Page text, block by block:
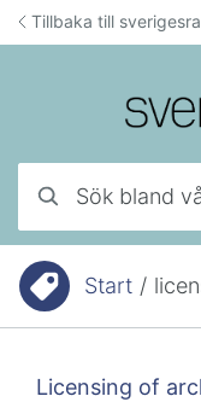
Hoppa till innehåll
Tillbaka till
Du är här:Start /
Licensing of